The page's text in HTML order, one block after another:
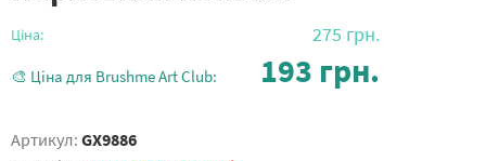
Ціна: 275 грн.
🎨 Ціна для Brushme Art Club: 193 грн.
Артикул: GX9886